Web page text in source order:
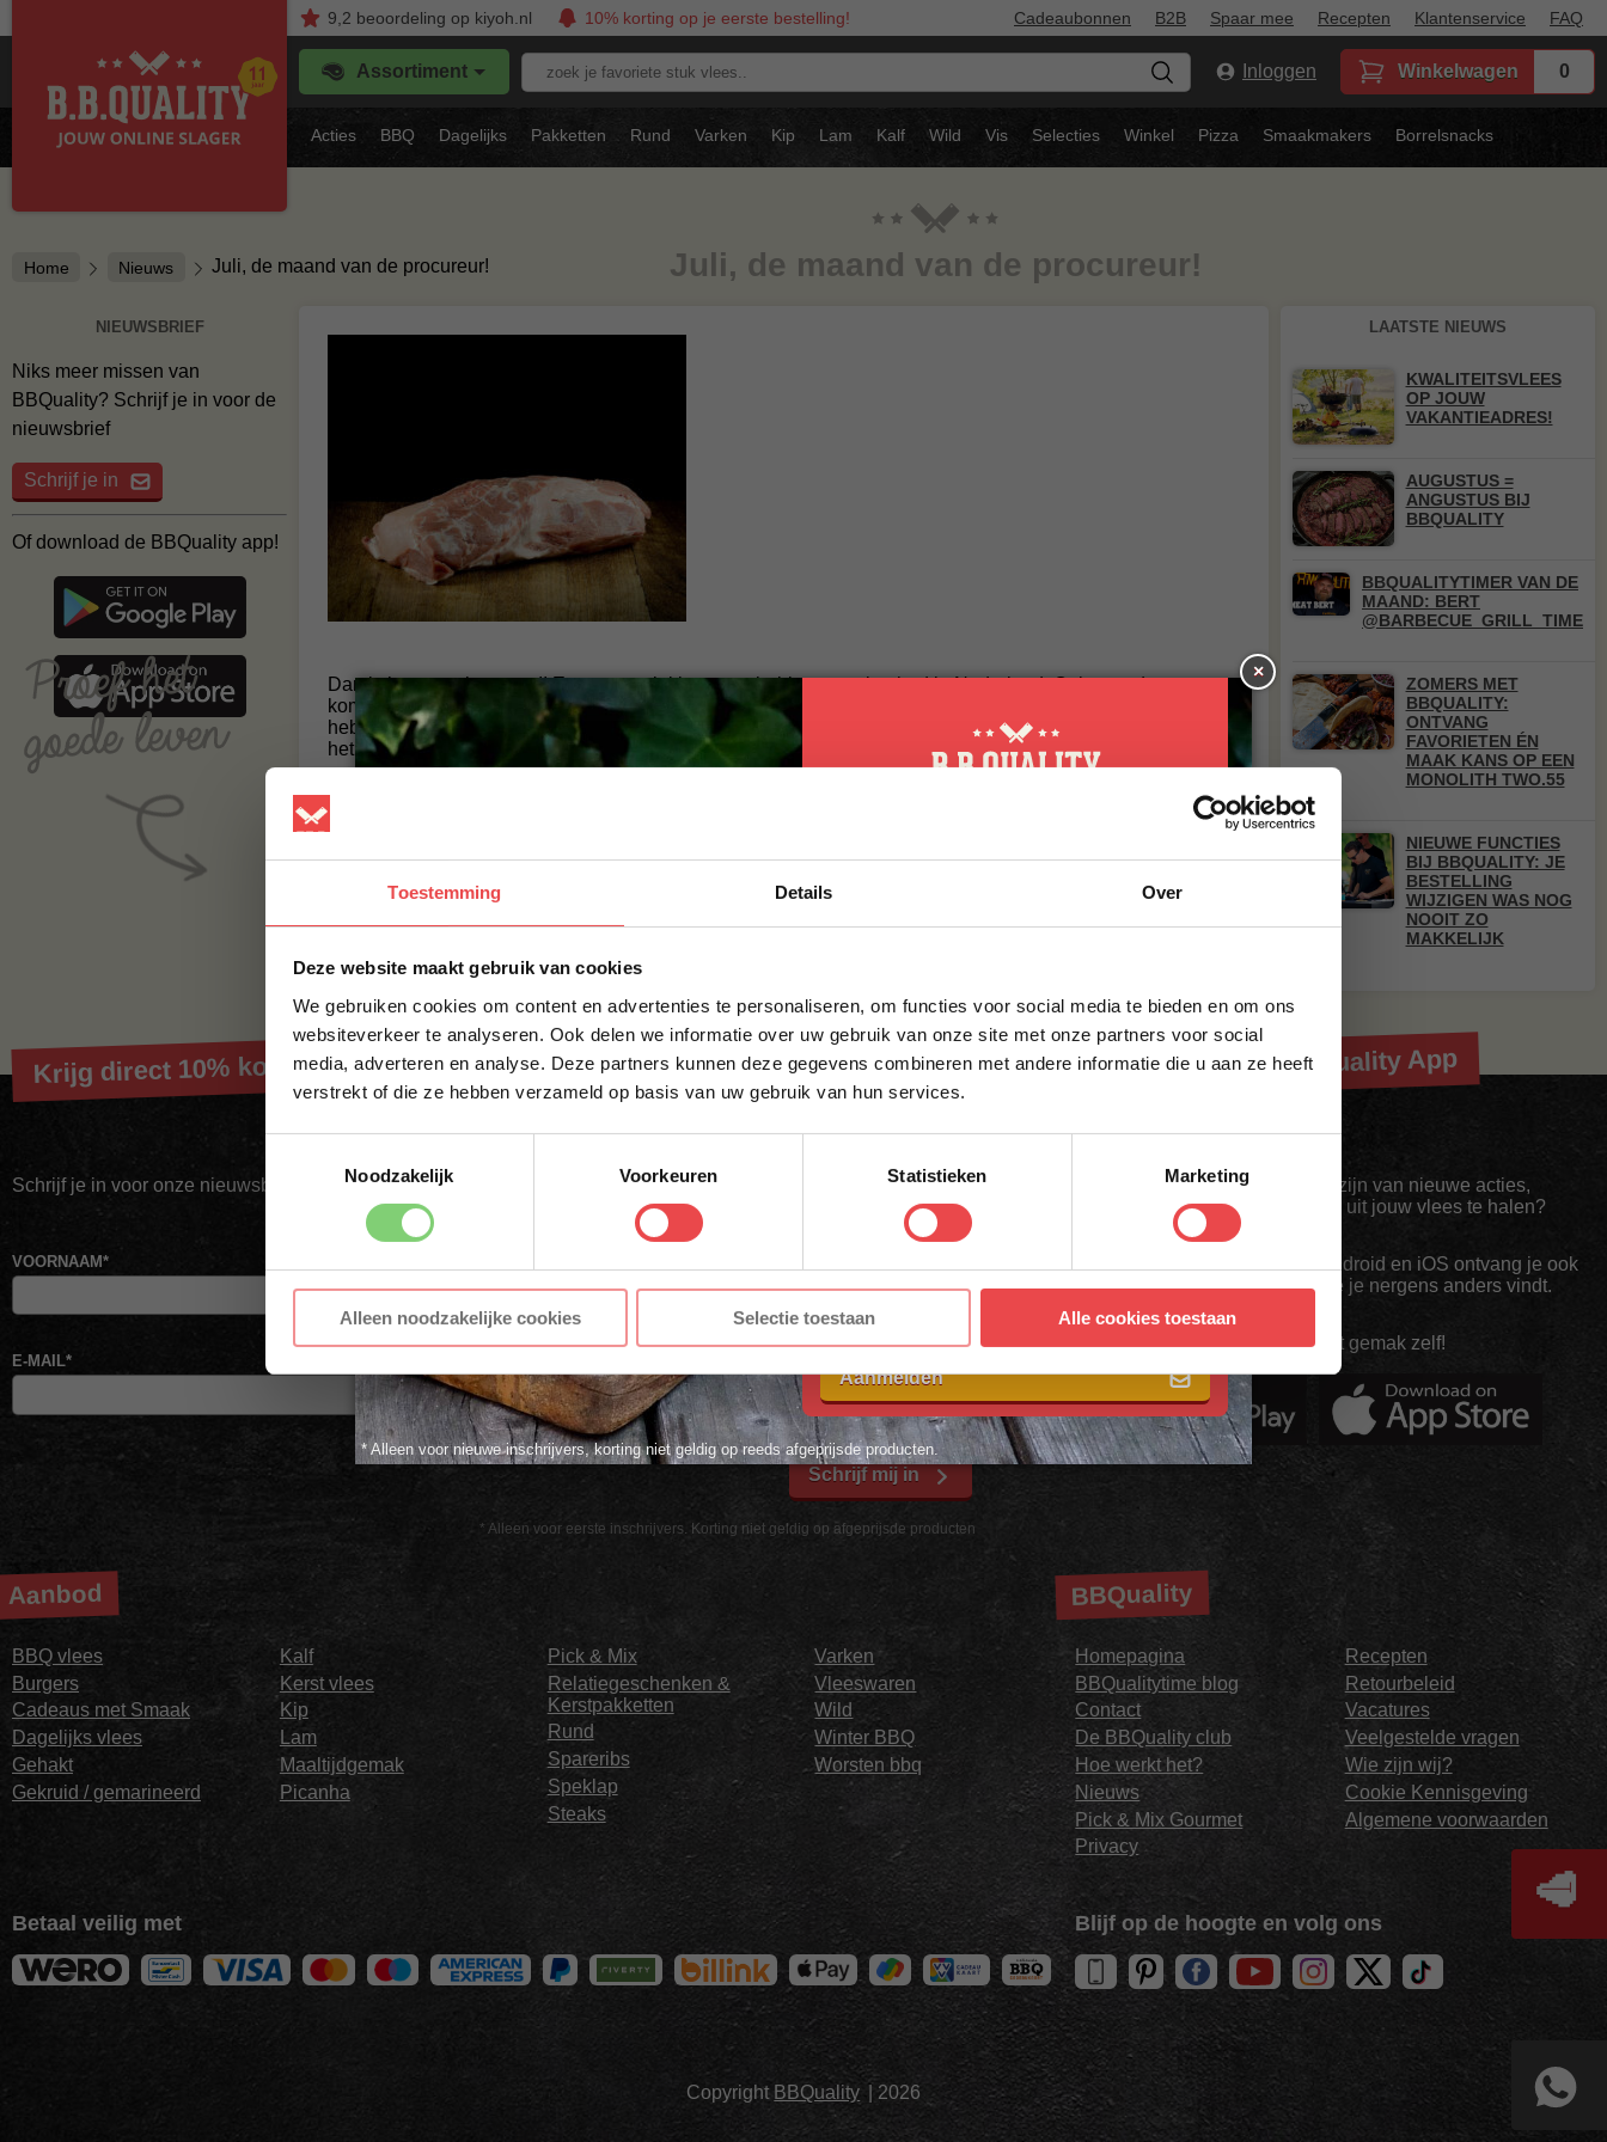
Toestemming Details Over
Deze website maakt gebruik van cookies
We gebruiken cookies om content en advertenties te personaliseren, om functies voor social media te bieden en om ons
websiteverkeer te analyseren. Ook delen we informatie over uw gebruik van onze site met onze partners voor social
media, adverteren en analyse. Deze partners kunnen deze gegevens combineren met andere informatie die u aan ze heeft
verstrekt of die ze hebben verzameld op basis van uw gebruik van hun services.
Noodzakelijk
Voorkeuren Statistieken Marketing
Alleen noodzakelijke cookies Selectie toestaan Alle cookies toestaan
9,2 beoordelingop kiyoh.nl 10% korting op je eerste bestelling! Cadeaubonnen B2B Spaar mee Recepten Klantenservice FAQ
Assortiment
Zoek
stuk
vlees..
Inloggen Winkelwagen 0
Acties BBQ Dagelijks Pakketten Rund Varken Kip Lam Kalf Wild Vis Selecties Winkel Pizza Smaakmakers Borrelsnacks
Home Nieuws Juli, de maand van de procureur! Juli, de maand van de procureur!
NIEUWSBRIEF
Niks meer missen van
BBQuality? Schrijf je in voor de
nieuwsbrief
Schrijf je in
Of download de BBQuality app!
Dan is het nu echt zomer!! En wat een lekker weer hebben we al gehad in Nederland. Ook voor de
komende periode ziet het er goed uit dus de BBQ kan lekker blijven branden. Maar zoals we al vaker
hebben aangegeven kun je natuurlijk het hele jaar door terecht bij ons. Want ook doordeweeks wil je toch
het lekkerste vlees :).
stukje vlees, namelijk de procureur. Daar kun je echt van alles meemaken. Je kent het misschien om er
pulled pork van te maken. Maar wist je dat je er ook de lekkerste steaks van kunt snijden of heerlijke malse
LAATSTE NIEUWS
KWALITEITSVLEES
OP JOUW
VAKANTIEADRES!
AUGUSTUS =
ANGUSTUS BIJ
BBQUALITY
BBQUALITYTIMER VAN DE
MAAND: BERT
@BARBECUE_GRILL_TIME
ZOMERS MET
BBQUALITY:
ONTVANG
FAVORIETEN ÉN
MAAK KANS OP EEN
MONOLITH TWO.55
NIEUWE FUNCTIES
BIJ BBQUALITY: JE
BESTELLING
WIJZIGEN WAS NOG
NOOIT ZO
MAKKELIJK
×
10% korting op je
eerste bestelling*
VOORNAAM*
E-MAILADRES*
voorwaarden.
Aanmelden
* Alleen voor nieuwe inschrijvers, korting niet geldig op reeds afgeprijsde producten.
Krijg direct 10% korting op je eerste bestelling
Schrijf je in voor onze nieuwsbrief en ontvang direct jouw kortingscode voor 10% korting*
* Alleen voor eerste inschrijvers. Korting niet geldig op afgeprijsde producten
VOORNAAM*
E-MAIL*
Schrijf mij in
Download de BBQuality App
Altijd als eerste op de hoogte zijn van nieuwe acties,
inspiratie en tips om nóg meer uit jouw vlees te halen?
Met de BBQuality App voor Android en iOS ontvang je ook
exclusieve App-Only deals die je nergens anders vindt.
Download 'm nu en ontdek het gemak zelf!
Aanbod
BBQ vlees
Burgers
Cadeaus met Smaak
Dagelijks vlees
Gehakt
Gekruid / gemarineerd
Kalf
Kerst vlees
Kip
Lam
Maaltijdgemak
Picanha
Pick & Mix
Relatiegeschenken &
Kerstpakketten
Rund
Spareribs
Speklap
Steaks
Varken
Vleeswaren
Wild
Winter BBQ
Worsten bbq
BBQuality
Homepagina
BBQualitytime blog
Contact
De BBQuality club
Hoe werkt het?
Nieuws
Pick & Mix Gourmet
Privacy
Recepten
Retourbeleid
Vacatures
Veelgestelde vragen
Wie zijn wij?
Cookie Kennisgeving
Algemene voorwaarden
Betaal veilig met Blijf op de hoogte en volg ons
Copyright BBQuality | 2026
🥩